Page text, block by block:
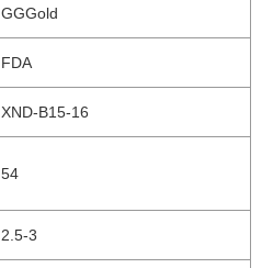
GGGold
FDA
XND-B15-16
54
2.5-3